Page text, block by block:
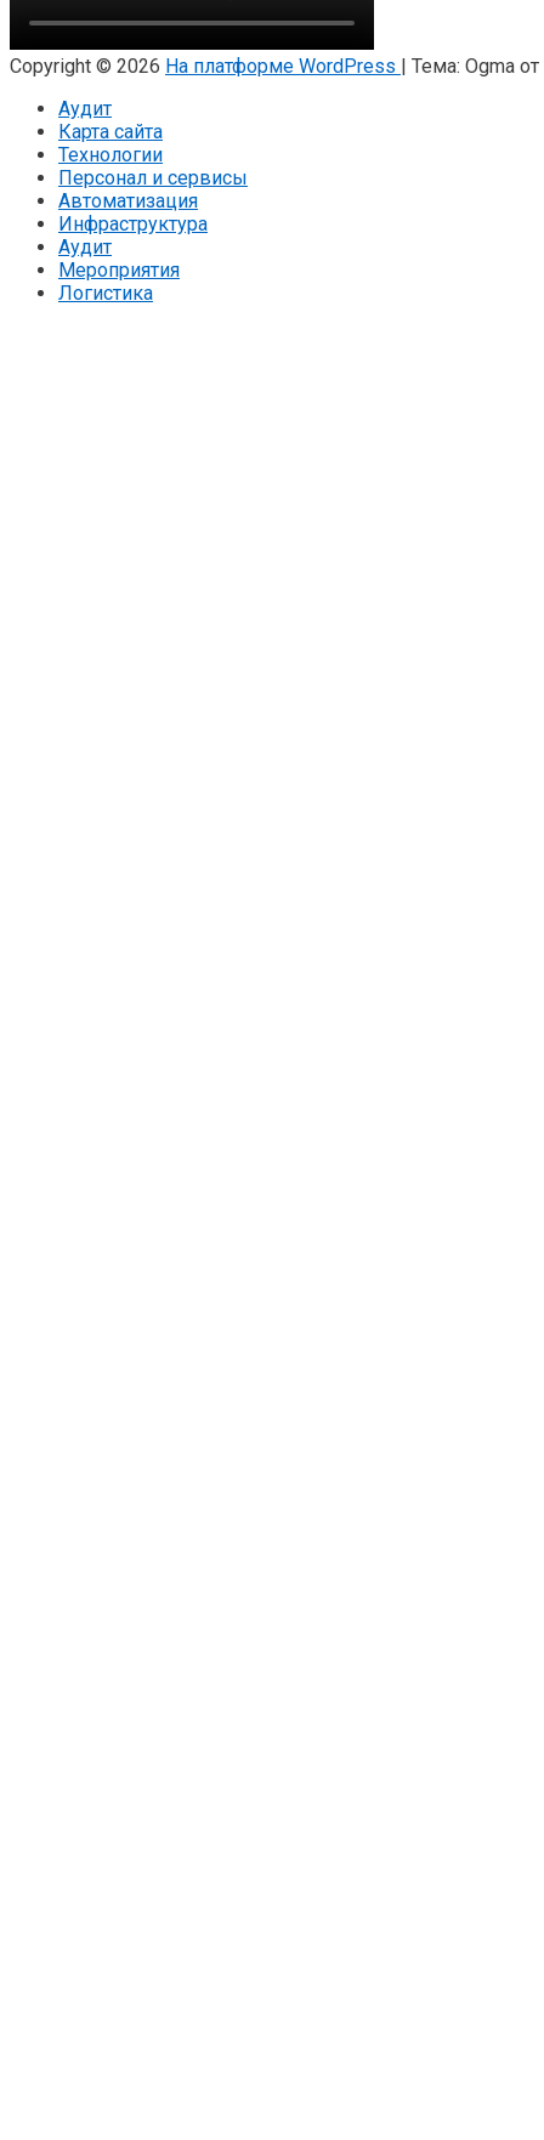
Copyright © 2026 На платформе WordPress
Тема: Ogma от
Аудит
Карта сайта
Технологии
Персонал и сервисы
Автоматизация
Инфраструктура
Аудит
Мероприятия
Логистика